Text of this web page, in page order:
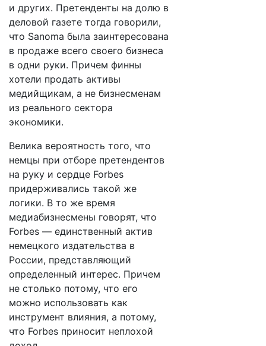
и других. Претенденты на долю в
деловой газете тогда говорили,
что Sanoma была заинтересована
в продаже всего своего бизнеса
в одни руки. Причем финны
хотели продать активы
медийщикам, а не бизнесменам
из реального сектора
экономики.
Велика вероятность того, что
немцы при отборе претендентов
на руку и сердце Forbes
придерживались такой же
логики. В то же время
медиабизнесмены говорят, что
Forbes — единственный актив
немецкого издательства в
России, представляющий
определенный интерес. Причем
не столько потому, что его
можно использовать как
инструмент влияния, а потому,
что Forbes приносит неплохой